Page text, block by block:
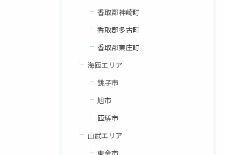
香取郡神崎町
香取郡多古町
香取郡東庄町
海匝エリア
銚子市
旭市
匝瑳市
山武エリア
東金市